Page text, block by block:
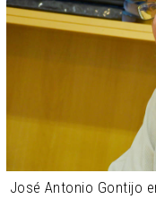
José Antonio Gontijo